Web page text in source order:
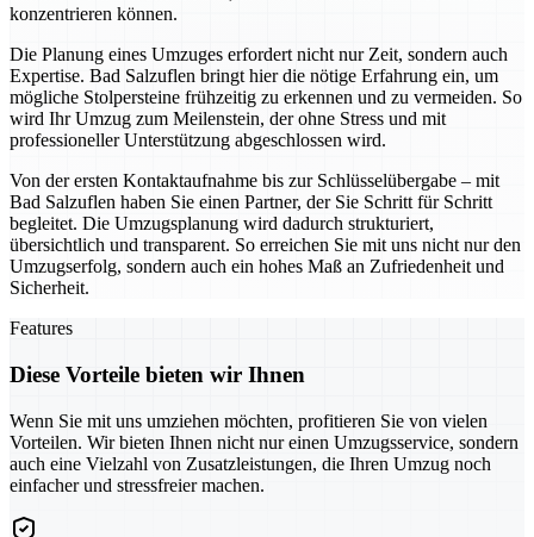
konzentrieren können.
Die Planung eines Umzuges erfordert nicht nur Zeit, sondern auch
Expertise. Bad Salzuflen bringt hier die nötige Erfahrung ein, um
mögliche Stolpersteine frühzeitig zu erkennen und zu vermeiden. So
wird Ihr Umzug zum Meilenstein, der ohne Stress und mit
professioneller Unterstützung abgeschlossen wird.
Von der ersten Kontaktaufnahme bis zur Schlüsselübergabe – mit
Bad Salzuflen haben Sie einen Partner, der Sie Schritt für Schritt
begleitet. Die Umzugsplanung wird dadurch strukturiert,
übersichtlich und transparent. So erreichen Sie mit uns nicht nur den
Umzugserfolg, sondern auch ein hohes Maß an Zufriedenheit und
Sicherheit.
Features
Diese Vorteile bieten wir Ihnen
Wenn Sie mit uns umziehen möchten, profitieren Sie von vielen
Vorteilen. Wir bieten Ihnen nicht nur einen Umzugsservice, sondern
auch eine Vielzahl von Zusatzleistungen, die Ihren Umzug noch
einfacher und stressfreier machen.